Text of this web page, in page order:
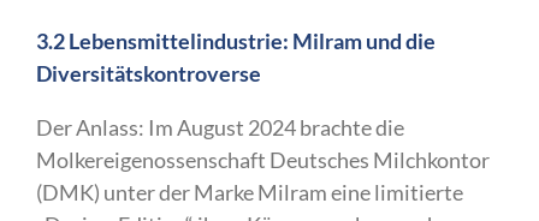
3.2 Lebensmittelindustrie: Milram und die
Diversitätskontroverse
Der Anlass: Im August 2024 brachte die
Molkereigenossenschaft Deutsches Milchkontor
(DMK) unter der Marke Milram eine limitierte